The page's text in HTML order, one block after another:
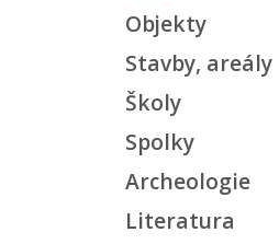
Objekty
Stavby, areály
Školy
Spolky
Archeologie
Literatura